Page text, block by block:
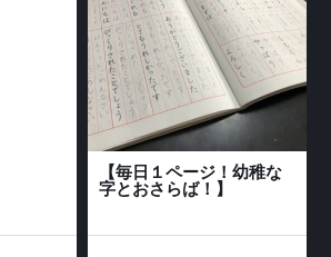
【毎日１ページ！幼稚な
字とおさらば！】